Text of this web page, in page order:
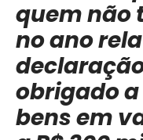
quem não
no ano
obrigado
bens em